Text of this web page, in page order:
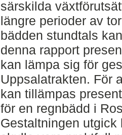
särskilda
längre perioder av
bädden stundtals
denna rapport
kan lämpa sig för
Uppsalatrakten. För
kan tillämpas
för en regnbädd i
Gestaltningen utgick